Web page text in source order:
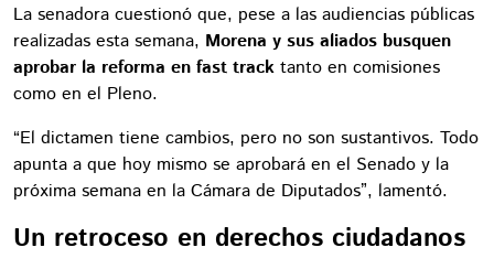
La senadora cuestionó que, pese a las audiencias públicas
realizadas esta semana, Morena y sus aliados busquen
aprobar la reforma en fast track tanto en comisiones
como en el Pleno.
“El dictamen tiene cambios, pero no son sustantivos. Todo
apunta a que hoy mismo se aprobará en el Senado y la
próxima semana en la Cámara de Diputados”, lamentó.
Un retroceso en derechos ciudadanos